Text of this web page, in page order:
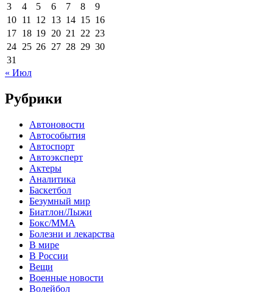
3
4 5 6 7 8
9
10 11 12 13 14 15 16
17 18 19 20 21 22 23
24 25 26 27 28 29 30
31
« Июл
Рубрики
Автоновости
Автособытия
Автоспорт
Автоэксперт
Актеры
Аналитика
Баскетбол
Безумный мир
Биатлон/Лыжи
Бокс/MMA
Болезни и лекарства
В мире
В России
Вещи
Военные новости
Волейбол